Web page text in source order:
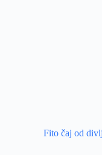
Fito čaj od